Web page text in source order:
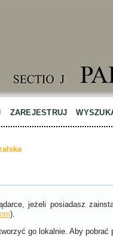
ZAREJESTRUJ
jeżeli posiadasz
).
go lokalnie. Aby